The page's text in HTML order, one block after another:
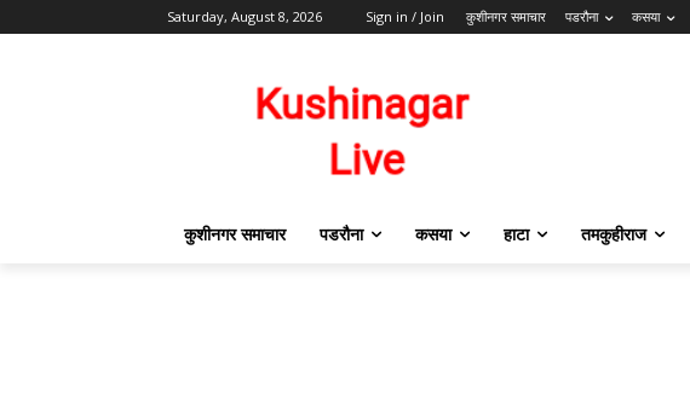
Saturday, August 8, 2026 Sign in / Join कुशीनगर समाचार पडरौना कसया
कुशीनगर समाचार पडरौना कसया हाटा तमकुहीराज